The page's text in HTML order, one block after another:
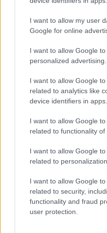
I want to allow my user
Google for online
I want to allow Google
personalized advertising.
I want to allow Google
related to analytics like
device identifiers in apps.
I want to allow Google
related to functionality of
I want to allow Google
related to personalization.
I want to allow Google
related to security,
functionality and fraud
user protection.
Guía completa para
eventos masivos
meticulosa.…
SALUD Y BIENESTAR